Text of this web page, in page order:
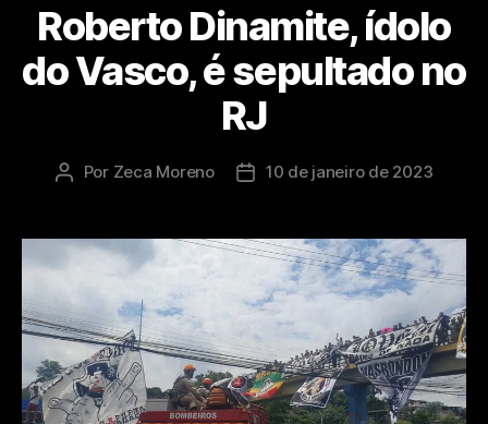
Roberto Dinamite, ídolo
do Vasco, é sepultado no
RJ
Por Zeca Moreno 10 de janeiro de 2023